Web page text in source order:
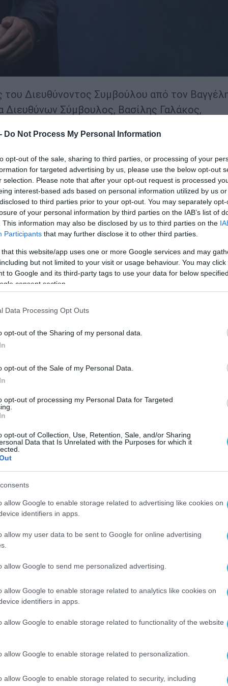
Do Not Process My Personal Information
opt-out of the sale, sharing to third parties, or processing of your
for targeted advertising by us, please use the below opt-out
selection. Please note that after your opt-out request is processed
interest-based ads based on personal information utilized by us
to third parties prior to your opt-out. You may separately
of your personal information by third parties on the IAB’s list of
This information may also be disclosed by us to third parties on the
Participants that may further disclose it to other third parties.
that this website/app uses one or more Google services and may
but not limited to your visit or usage behaviour. You may
to Google and its third-party tags to use your data for below
consent section.
Data Processing Opt Outs
opt-out of the Sharing of my personal data.
opt-out of the Sale of my Personal Data.
opt-out of processing my Personal Data for Targeted
opt-out of Collection, Use, Retention, Sale, and/or Sharing
Data that Is Unrelated with the Purposes for which it
allow Google to enable storage related to advertising like cookies on
identifiers in apps.
allow my user data to be sent to Google for online advertising
allow Google to send me personalized advertising.
allow Google to enable storage related to analytics like cookies on
identifiers in apps.
allow Google to enable storage related to functionality of the website
allow Google to enable storage related to personalization.
allow Google to enable storage related to security, including
του Διευθύνοντος Συμβούλου από τον
Διευθύνων Σύμβουλος, Βασίλης Γαλάκος,
σηματοδοτεί την εξέλιξη της
της ανάπτυξης στην ελληνική και διεθνή
από 30 χρόνια εμπειρίας στον χώρο της
έχοντας διατελέσει σε ανώτατες
την ένταξή του στηνComsys, διετέλεσε
παρόχου υπηρεσιών ηλεκτρονικής
τουTechnology Directorστην PwC. Για
θέσεις σε εταιρείες όπως οι Singular
Διπλώματος στη Διοίκηση
Πτυχίου Πληροφορικής (BSc Hons) από το
εντάσσεται στη στρατηγική της
της αναπτυξιακής της πορείας στην
τριών δεκαετιών, εστιάζει στην
, την ελληνική πλατφόρμα
low
με ενσωματωμένες λειτουργίες
είναι η περαιτέρω ενδυνάμωση των
και η ανάδειξή της ως ηγέτιδας δύναμης
τη θέση του
επιτυχημένη πορεία στον χώρο της
τιμή μου να συμβάλω στη συνέχιση και
ομάδα και όλους τους εργαζομένους, να
τη βιώσιμη ανάπτυξη
της εταιρείας,
euκαι η οποία αναδεικνύει τη δέσμευση της
προς τον Πρόεδρο, κ. Βασίλη Γαλάκο
και το όραμά του για την Comsys αποτελούν